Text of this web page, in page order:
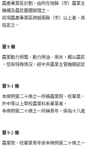
農產專業區計劃，由所在地縣（市）農業
機構及農民團體辦理之。
前項農產專業區跨越兩縣（市）以上者，
指定之。
第 9 條
農業動力用電、動力用油、用水，概以農
。但有特殊情況，經中央農業主管機關認
第 9-1 條
本條例第二十條之一所稱農業院、校畢業
外中等以上學校農業科系畢業者。
本條例第二十條之一所稱青年，係指十八
第 9-2 條
農業院、校畢業青年依本條例第二十條之